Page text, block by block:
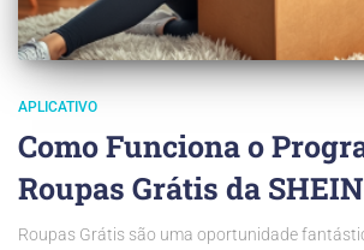
APLICATIVO
Como Funciona o
Roupas Grátis da SHEIN
Roupas Grátis são uma oportunidade